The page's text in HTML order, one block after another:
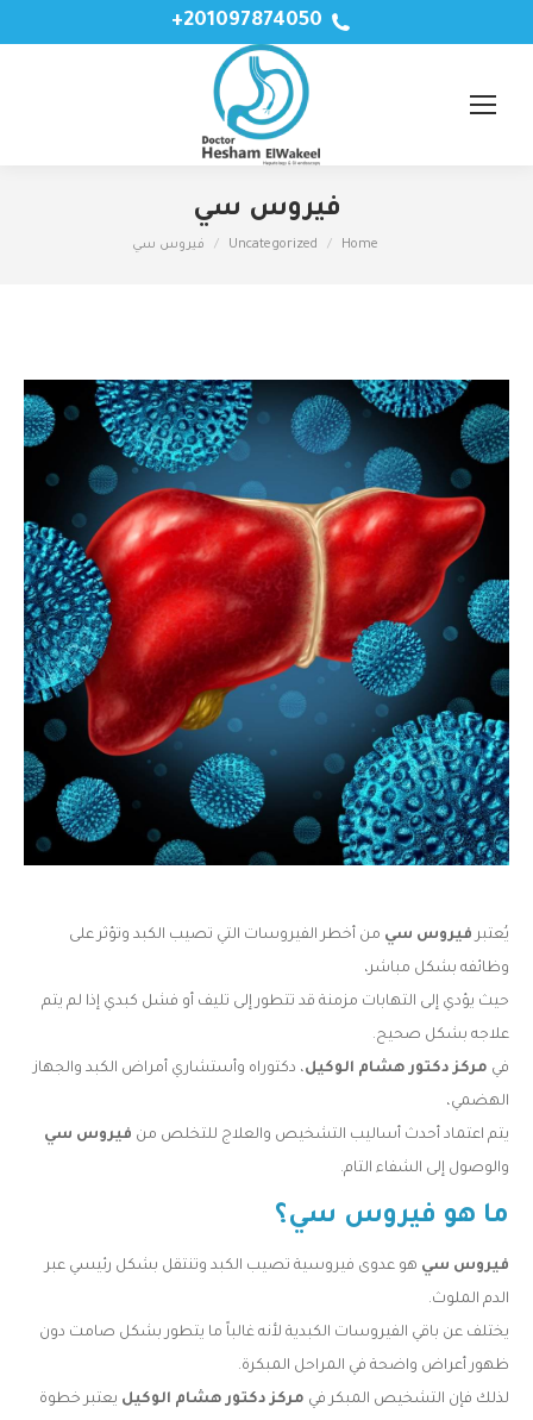
201097874050+
فيروس سي
You are here:
Home
Uncategorized فيروس سي
يُعتبر فيروس سي من أخطر الفيروسات التي تصيب الكبد وتؤثر على
وظائفه بشكل مباشر،
حيث يؤدي إلى التهابات مزمنة قد تتطور إلى تليف أو فشل كبدي إذا لم يتم
علاجه بشكل صحيح.
في مركز دكتور هشام الوكيل، دكتوراه وأستشاري أمراض الكبد والجهاز
الهضمي،
يتم اعتماد أحدث أساليب التشخيص والعلاج للتخلص من فيروس سي
والوصول إلى الشفاء التام.
ما هو فيروس سي؟
فيروس سي هو عدوى فيروسية تصيب الكبد وتنتقل بشكل رئيسي عبر
الدم الملوث.
يختلف عن باقي الفيروسات الكبدية لأنه غالباً ما يتطور بشكل صامت دون
ظهور أعراض واضحة في المراحل المبكرة.
لذلك فإن التشخيص المبكر في مركز دكتور هشام الوكيل يعتبر خطوة